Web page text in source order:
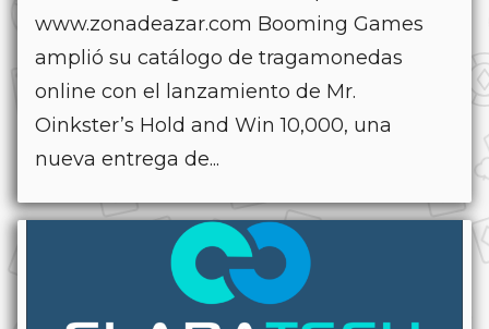
www.zonadeazar.com Booming Games
amplió su catálogo de tragamonedas
online con el lanzamiento de Mr.
Oinkster’s Hold and Win 10,000, una
nueva entrega de...